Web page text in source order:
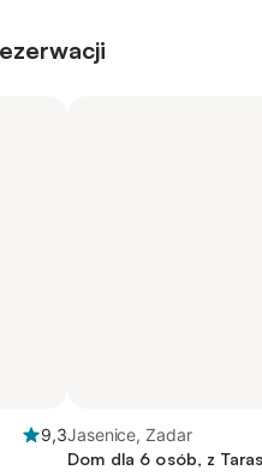
9,3Jasenice, Zadar
Dom dla 6 osób, z